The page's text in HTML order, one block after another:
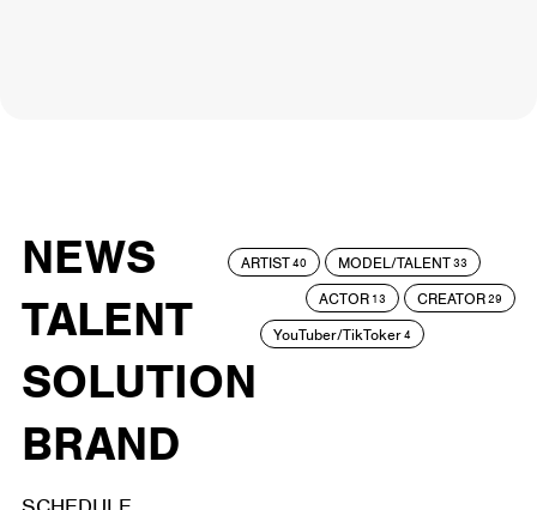
NEWS
TALENT
SOLUTION
BRAND
ARTIST40 MODEL/TALENT33
ACTOR 13 CREATOR29
YouTuber/TikToker4